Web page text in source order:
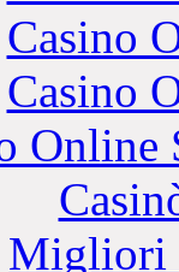
Casino
Casino
Migliori